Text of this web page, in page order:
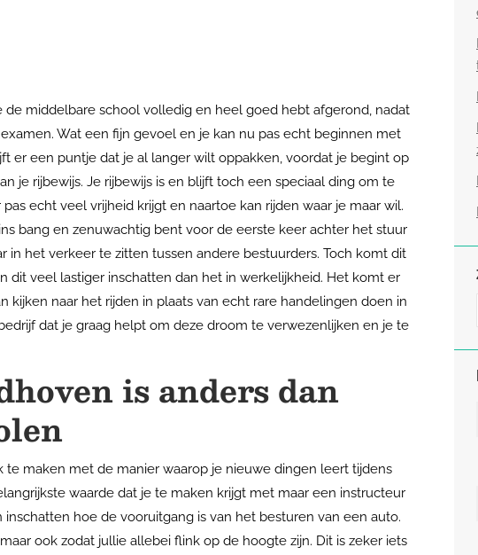
middelbare school volledig en heel goed hebt afgerond, nadat
Wat een fijn gevoel en je kan nu pas echt beginnen met
er een puntje dat je al langer wilt oppakken, voordat je begint op
je rijbewijs. Je rijbewijs is en blijft toch een speciaal ding om te
echt veel vrijheid krijgt en naartoe kan rijden waar je maar wil.
bang en zenuwachtig bent voor de eerste keer achter het stuur
in het verkeer te zitten tussen andere bestuurders. Toch komt dit
dit veel lastiger inschatten dan het in werkelijkheid. Het komt er
kijken naar het rijden in plaats van echt rare handelingen doen in
dat je graag helpt om deze droom te verwezenlijken en je te
is anders dan
te maken met de manier waarop je nieuwe dingen leert tijdens
waarde dat je te maken krijgt met maar een instructeur
hoe de vooruitgang is van het besturen van een auto.
ook zodat jullie allebei flink op de hoogte zijn. Dit is zeker iets